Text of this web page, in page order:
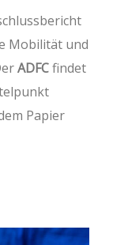
Mobilität und
ADFCfindet
Papier